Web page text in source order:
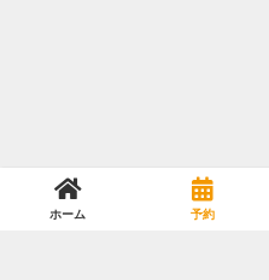
ホーム 予約